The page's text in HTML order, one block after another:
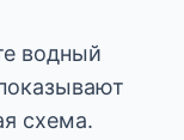
водный
схема.